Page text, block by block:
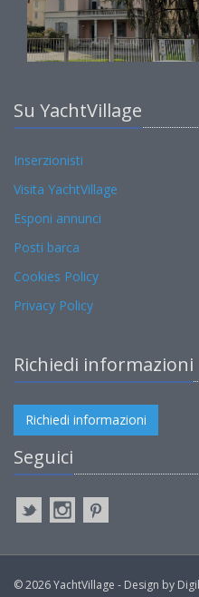
Su YachtVillage
Inserzionisti
Visita YachtVillage
Esponi annunci
Posti barca
Cookies Policy
Privacy Policy
Richiedi informazioni
Richiedi informazioni
Seguici
© 2026 YachtVillage - Design by